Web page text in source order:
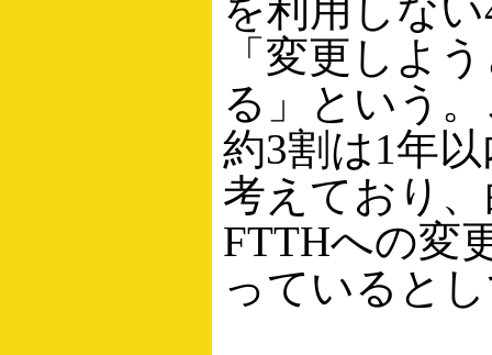
を利用しな
「変更しよ
る」という
約3割は1年
考えており
FTTHへの変
っていると